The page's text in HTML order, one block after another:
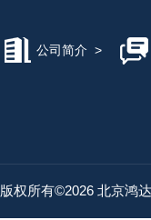
公司简介 >
版权所有©2026 北京鸿